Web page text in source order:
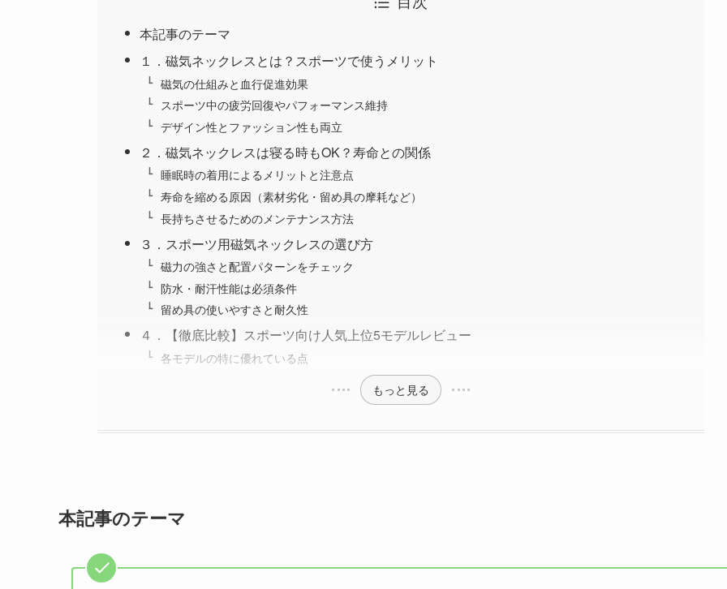
本記事のテーマ
１．磁気ネックレスとは？スポーツで使うメリット
磁気の仕組みと血行促進効果
スポーツ中の疲労回復やパフォーマンス維持
デザイン性とファッション性も両立
２．磁気ネックレスは寝る時もOK？寿命との関係
睡眠時の着用によるメリットと注意点
寿命を縮める原因（素材劣化・留め具の摩耗など）
長持ちさせるためのメンテナンス方法
３．スポーツ用磁気ネックレスの選び方
磁力の強さと配置パターンをチェック
防水・耐汗性能は必須条件
留め具の使いやすさと耐久性
４．【徹底比較】スポーツ向け人気上位5モデルレビュー
各モデルの特に優れている点
もっと見る
本記事のテーマ